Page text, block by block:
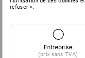
Pantalon Cargo e.s.vision
(TTC) à p. de 20 Pièces
refuser ».
Entreprise
(prix sans TVA)